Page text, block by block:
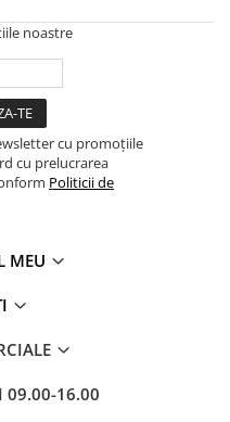
noastre
cu promoțiile
cu prelucrarea
Politicii de
MEU
09.00-16.00